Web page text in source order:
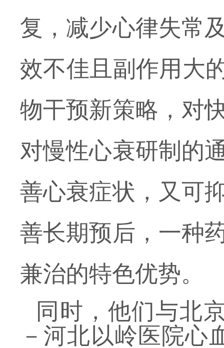
复，减少心律失常
效不佳且副作用大
物干预新策略，对
对慢性心衰研制的
善心衰症状，又可
善长期预后，一种
兼治的特色优势。
同时，他们与北
－河北以岭医院心